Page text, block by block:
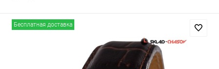
Бесплатная доставка